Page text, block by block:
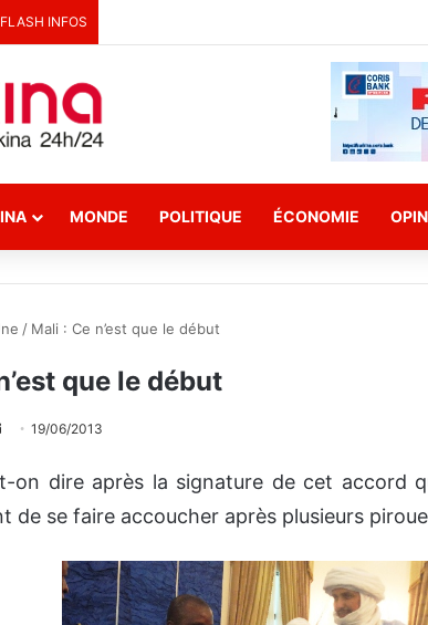
FLASH INFOS
MONDE POLITIQUE ÉCONOMIE
/ Mali : Ce n’est que le début
que le début
v
o
19/06/2013
on dire après la signature de cet accord
de se faire accoucher après plusieurs